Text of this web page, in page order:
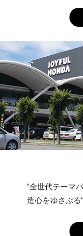
“全世代テーマ
造心をゆさぶる